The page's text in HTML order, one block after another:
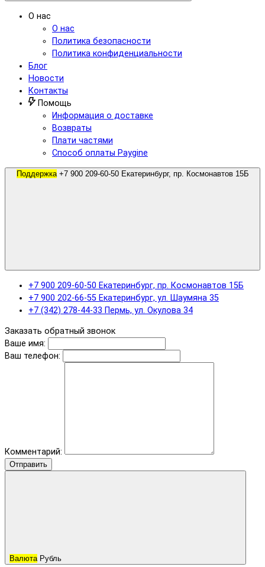
О нас
О нас
Политика безопасности
Политика конфиденциальности
Блог
Новости
Контакты
Помощь
Информация о доставке
Возвраты
Плати частями
Способ оплаты Paygine
Поддержка
+7 900 209-60-50 Екатеринбург, пр. Космонавтов 15Б
+7 900 202-66-55 Екатеринбург, ул. Шаумяна 35
+7 (342) 278-44-33 Пермь, ул. Окулова 34
Заказать обратный звонок
Ваше имя:
Ваш телефон:
Комментарий:
Отправить
Валюта Рубль